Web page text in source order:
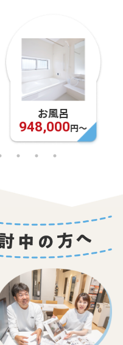
お風呂
948,000円〜